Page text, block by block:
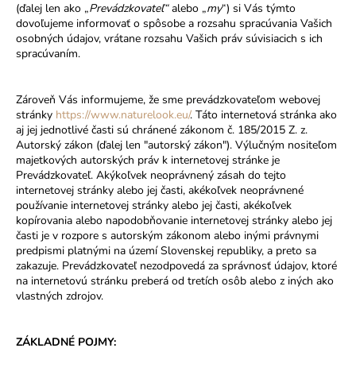
(ďalej len ako „Prevádzkovateľ“alebo „my“) si Vás týmto
dovoľujeme informovať o spôsobe a rozsahu spracúvania Vašich
osobných údajov, vrátane rozsahu Vašich práv súvisiacich s ich
spracúvaním.
Zároveň Vás informujeme, že sme prevádzkovateľom webovej
stránky https://www.naturelook.eu/. Táto internetová stránka ako
aj jej jednotlivé časti sú chránené zákonom č. 185/2015 Z. z.
Autorský zákon (ďalej len "autorský zákon"). Výlučným nositeľom
majetkových autorských práv k internetovej stránke je
Prevádzkovateľ. Akýkoľvek neoprávnený zásah do tejto
internetovej stránky alebo jej časti, akékoľvek neoprávnené
používanie internetovej stránky alebo jej časti, akékoľvek
kopírovania alebo napodobňovanie internetovej stránky alebo jej
časti je v rozpore s autorským zákonom alebo inými právnymi
predpismi platnými na území Slovenskej republiky, a preto sa
zakazuje. Prevádzkovateľ nezodpovedá za správnosť údajov, ktoré
na internetovú stránku preberá od tretích osôb alebo z iných ako
vlastných zdrojov.
ZÁKLADNÉ POJMY: